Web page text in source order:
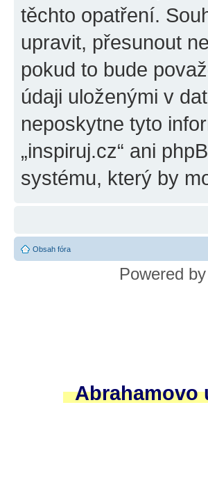
těchto opatření.
upravit, přesunout
pokud to bude
údaji uloženými v
neposkytne tyto
„inspiruj.cz“ ani
systému, který by
Obsah fóra
Powered by
Abrahamovo